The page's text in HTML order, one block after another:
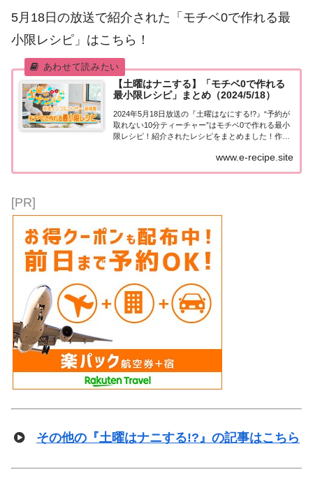
5月18日の放送で紹介された「モチベ0で作れる最
小限レシピ」はこちら！
【土曜はナニする】「モチベ0で作れる
最小限レシピ」まとめ（2024/5/18）
2024年5月18日放送の『土曜はなにする!?』“予約が
取れない10分ティーチャー”はモチベ0で作れる最小
限レシピ！紹介されたレシピをまとめました！作り
る最小限レシピ今日の“予約が取れない10分...
www.e-recipe.site
[PR]
その他の『土曜はナニする!?』の記事はこちら